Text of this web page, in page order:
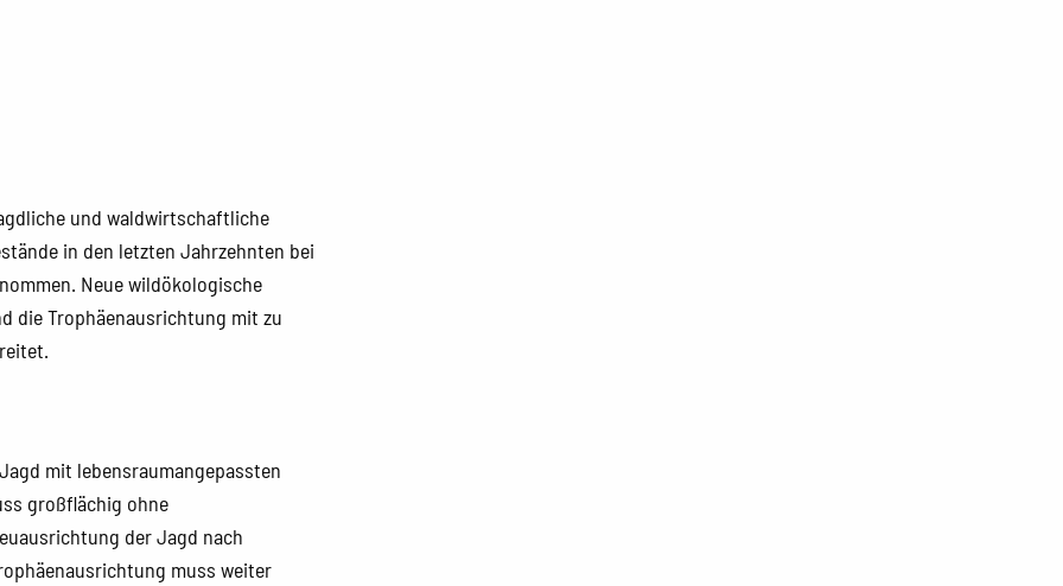
und waldwirtschaftliche
in den letzten Jahrzehnten bei
Neue wildökologische
die Trophäenausrichtung mit zu
mit lebensraumangepassten
großflächig ohne
der Jagd nach
muss weiter